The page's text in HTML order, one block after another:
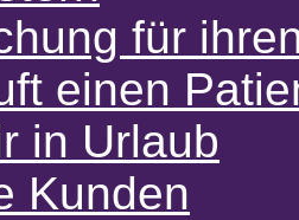
für
einen
in Urlaub
Kunden